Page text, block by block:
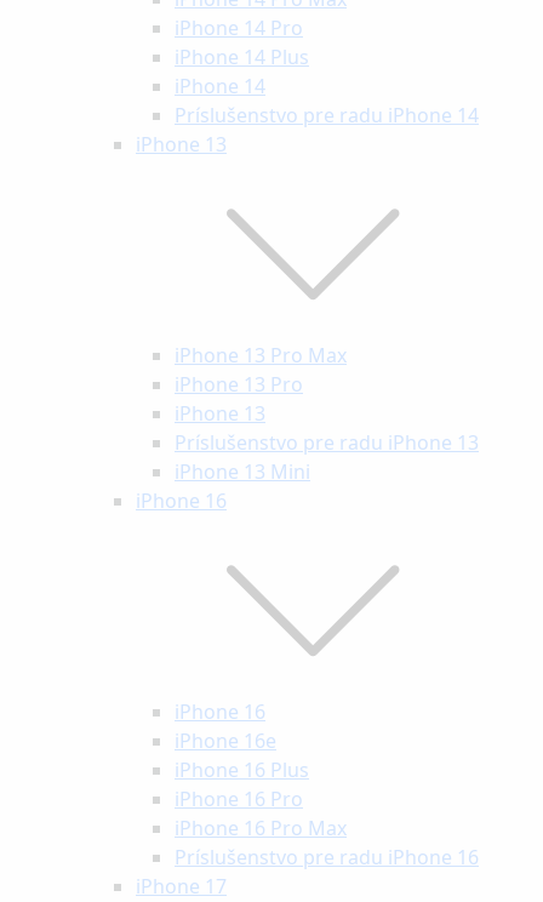
iPhone 14 Pro
iPhone 14 Plus
iPhone 14
Príslušenstvo pre radu iPhone 14
iPhone 13
iPhone 13 Pro Max
iPhone 13 Pro
iPhone 13
Príslušenstvo pre radu iPhone 13
iPhone 13 Mini
iPhone 16
iPhone 16
iPhone 16e
iPhone 16 Plus
iPhone 16 Pro
iPhone 16 Pro Max
Príslušenstvo pre radu iPhone 16
iPhone 17